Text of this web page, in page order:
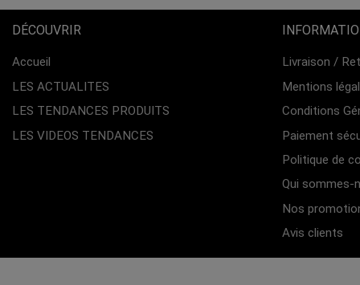
DÉCOUVRIR
Accueil
LES ACTUALITES
LES TENDANCES PRODUITS
LES VIDEOS TENDANCES
Livraison /
Mentions
Conditions
Paiement
Politique de
Qui sommes-
Nos
Avis clients